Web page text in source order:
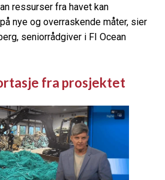
ressurser fra havet kan
nye og overraskende måter, sier
seniorrådgiver i FI Ocean
fra prosjektet